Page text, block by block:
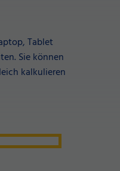
Tablet
Sie können
kalkulieren